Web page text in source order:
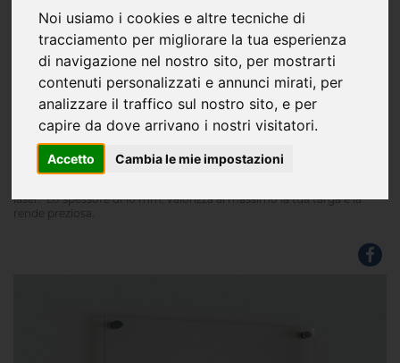
Noi usiamo i cookies e altre tecniche di
tracciamento per migliorare la tua esperienza
di navigazione nel nostro sito, per mostrarti
contenuti personalizzati e annunci mirati, per
analizzare il traffico sul nostro sito, e per
capire da dove arrivano i nostri visitatori.
Accetto Cambia le mie impostazioni
Targa plexiglas
Targa plexiglas per ufficio
A partire da € 68,00
Scegli le nostre targhe in plexiglas trasparente per presentarti al
pubblico in maniera elegante e moderna. Potrai personalizzarle con
laser. Lo spessore di 10 mm. valorizza al massimo la tua targa e la
rende preziosa.